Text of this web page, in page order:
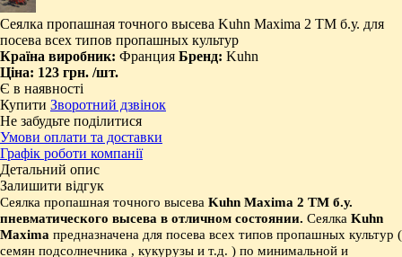
​Сеялка пропашная точного высева Kuhn Maxima 2 TМ б.у. для
посева всех типов пропашных культур
Країна виробник: Франция Бренд: Kuhn
Ціна: 123 грн. /шт.
Є в наявності
Купити Зворотний дзвінок
Не забудьте поділитися
Умови оплати та доставки
Графік роботи компанії
Детальний опис
Залишити відгук
Сеялка пропашная точного высева Kuhn Maxima 2 TМ б.у.
пневматического высева в отличном состоянии. Сеялка Kuhn
Maxima предназначена для посева всех типов пропашных культур (
семян подсолнечника , кукурузы и т.д. ) по минимальной и